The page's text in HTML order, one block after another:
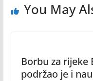
You May
Borbu za rijeke
podržao je i